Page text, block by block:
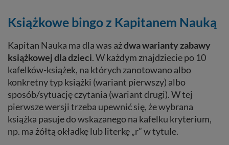
Książkowe bingo z Kapitanem Nauką
Kapitan Nauka ma dla was ażdwa warianty zabawy
książkowej dla dzieci. W każdym znajdziecie po 10
kafelków-książek, na których zanotowano albo
konkretny typ książki (wariant pierwszy) albo
sposób/sytuację czytania (wariant drugi). W tej
pierwsze wersji trzeba upewnić się, że wybrana
książka pasuje do wskazanego na kafelku kryterium,
np. ma żółtą okładkę lub literkę „r” w tytule.